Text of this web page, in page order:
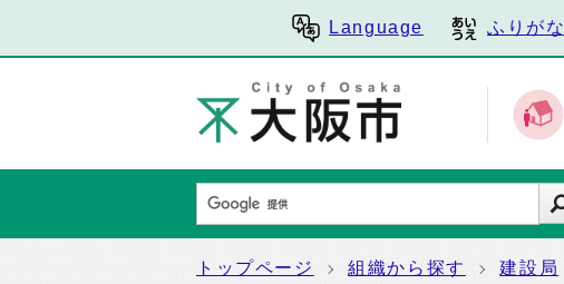
Language ふりがな
トップページ 組織から探す 建設局